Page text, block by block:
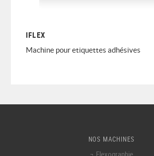
IFLEX
Machine pour etiquettes adhésives
NOS MACHINES
Flexographie